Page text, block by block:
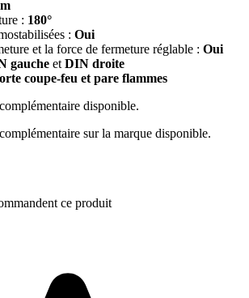
: 180°
: Oui
et la force de fermeture réglable : Oui
gauche et DIN droite
coupe-feu et pare flammes
disponible.
sur la marque disponible.
ce produit